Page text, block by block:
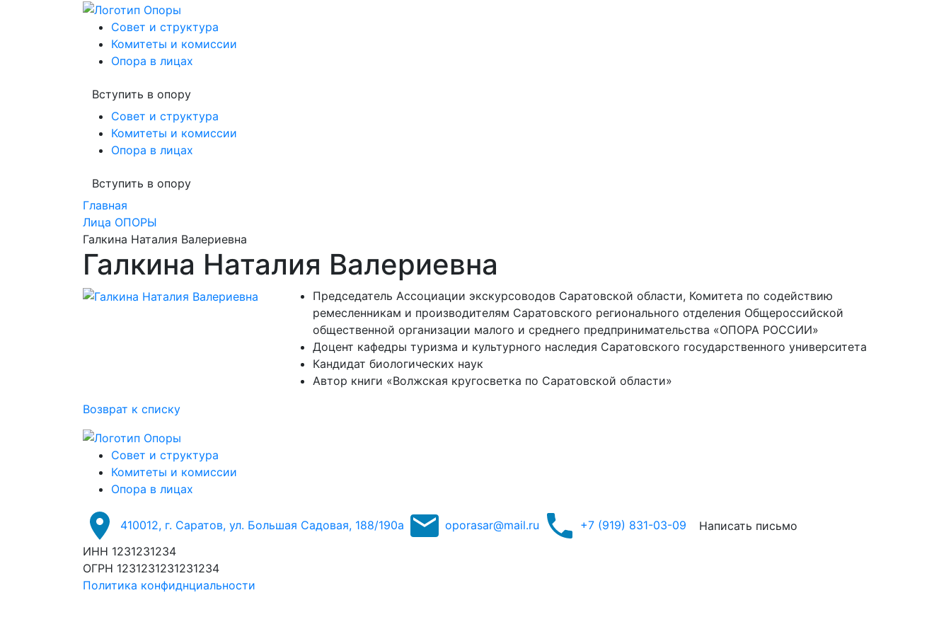
Совет и структура
Комитеты и комиссии
Опора в лицах
Вступить в опору
Совет и структура
Комитеты и комиссии
Опора в лицах
Вступить в опору
Главная
Лица ОПОРЫ
Галкина Наталия Валериевна
Галкина Наталия Валериевна
Председатель Ассоциации экскурсоводов Саратовской области, Комитета по содействию
ремесленникам и производителям Саратовского регионального отделения Общероссийской
общественной организации малого и среднего предпринимательства «ОПОРА РОССИИ»
Доцент кафедры туризма и культурного наследия Саратовского государственного университета
Кандидат биологических наук
Автор книги «Волжская кругосветка по Саратовской области»
Возврат к списку
Совет и структура
Комитеты и комиссии
Опора в лицах
410012, г. Саратов, ул. Большая Садовая, 188/190а oporasar@mail.ru +7 (919) 831-03-09
Написать письмо
ИНН 1231231234
ОГРН 1231231231231234
Политика конфиднциальности